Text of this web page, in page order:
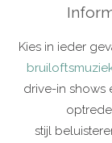
Kies in ieder
drive-in shows
stijl